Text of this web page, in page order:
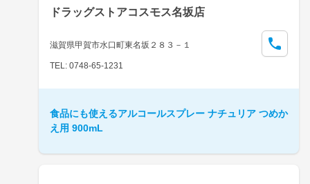
ドラッグストアコスモス名坂店
滋賀県甲賀市水口町東名坂２８３－１
TEL: 0748-65-1231
食品にも使えるアルコールスプレー ナチュリア つめか
え用 900mL